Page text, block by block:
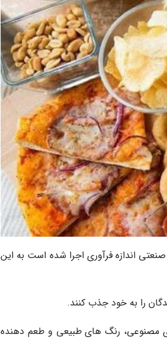
اندازه فرآوری اجرا شده است به این
را به خود جذب کنند.
مصنوعی، رنگ های طبیعی و طعم دهنده